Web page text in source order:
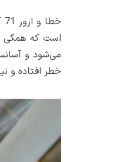
است که همگی
خطر افتاده و